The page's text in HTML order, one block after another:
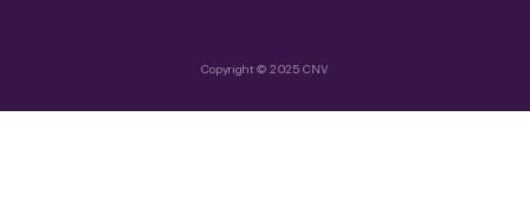
Copyright © 2025 CNV